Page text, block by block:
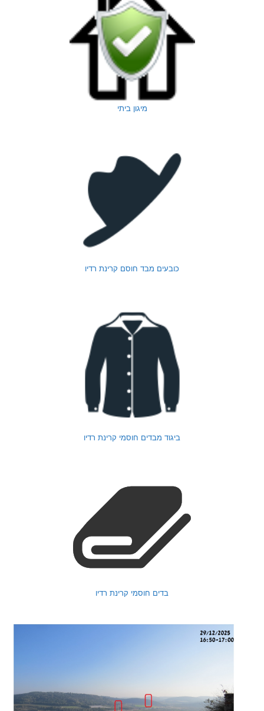
כובעים מבד חוסם קרינת רדיו
ביגוד מבדים חוסמי קרינת רדיו
בדים חוסמי קרינת רדיו